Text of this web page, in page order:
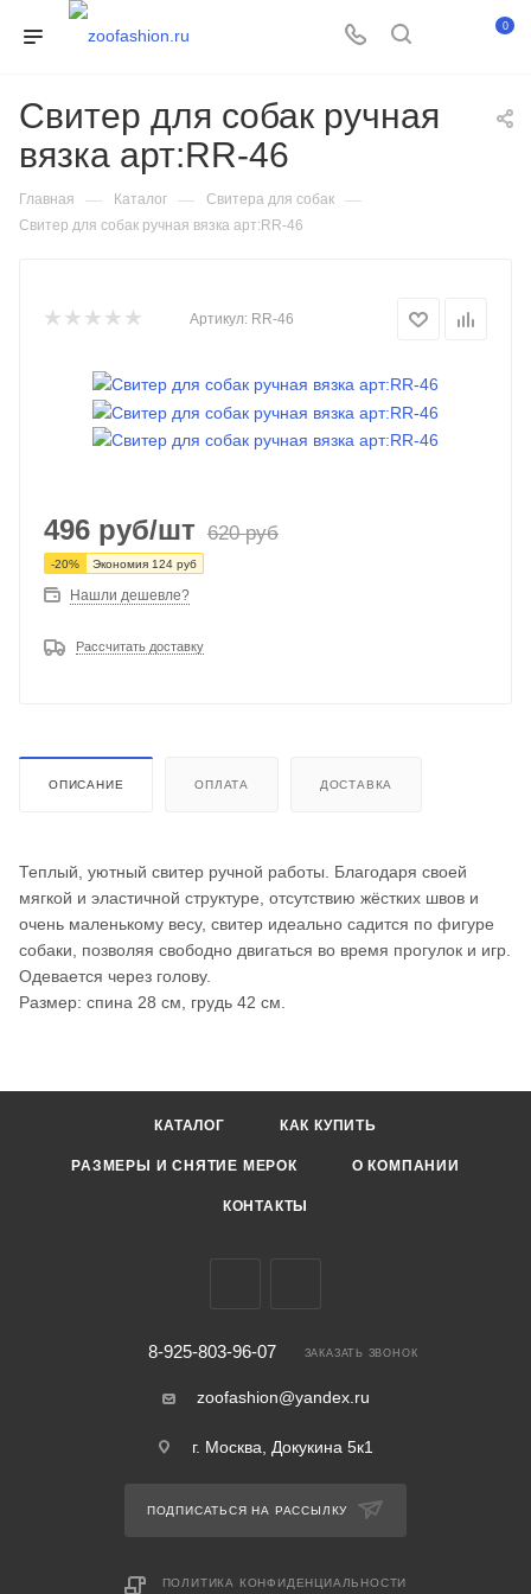
0
Свитер для собак ручная
вязка арт:RR-46
Главная — Каталог — Свитера для собак —
Свитер для собак ручная вязка арт:RR-46
Артикул: RR-46
496 руб/шт 620руб
-20% Экономия 124 руб
Нашли дешевле?
Рассчитать доставку
ОПИСАНИЕ ОПЛАТА ДОСТАВКА
Теплый, уютный свитер ручной работы. Благодаря своей
мягкой и эластичной структуре, отсутствию жёстких швов и
очень маленькому весу, свитер идеально садится по фигуре
собаки, позволяя свободно двигаться во время прогулок и игр.
Одевается через голову.
Размер: спина 28 см, грудь 42 см.
КАТАЛОГ КАК КУПИТЬ
РАЗМЕРЫ И СНЯТИЕ МЕРОК О КОМПАНИИ
КОНТАКТЫ
8-925-803-96-07 ЗАКАЗАТЬ ЗВОНОК
zoofashion@yandex.ru
г. Москва, Докукина 5к1
ПОДПИСАТЬСЯ НА РАССЫЛКУ
ПОЛИТИКА КОНФИДЕНЦИАЛЬНОСТИ